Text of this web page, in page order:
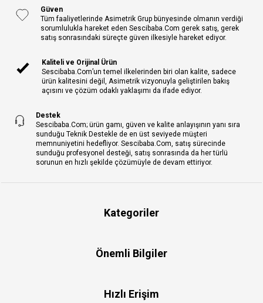
Güven
Tüm faaliyetlerinde Asimetrik Grup bünyesinde olmanın verdiği
sorumlulukla hareket eden Sescibaba.Com gerek satış, gerek
satış sonrasındaki süreçte güven ilkesiyle hareket ediyor.
Kaliteli ve Orijinal Ürün
Sescibaba.Com’un temel ilkelerinden biri olan kalite, sadece
ürün kalitesini değil, Asimetrik vizyonuyla geliştirilen bakış
açısını ve çözüm odaklı yaklaşımı da ifade ediyor.
Destek
Sescibaba.Com; ürün gamı, güven ve kalite anlayışının yanı sıra
sunduğu Teknik Destekle de en üst seviyede müşteri
memnuniyetini hedefliyor. Sescibaba.Com, satış sürecinde
sunduğu profesyonel desteği, satış sonrasında da her türlü
sorunun en hızlı şekilde çözümüyle de devam ettiriyor.
Kategoriler
Önemli Bilgiler
Hızlı Erişim